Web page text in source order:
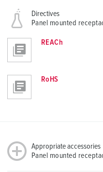
Directives
Panel mounted
REACh
RoHS
Appropriate accessories
Panel mounted